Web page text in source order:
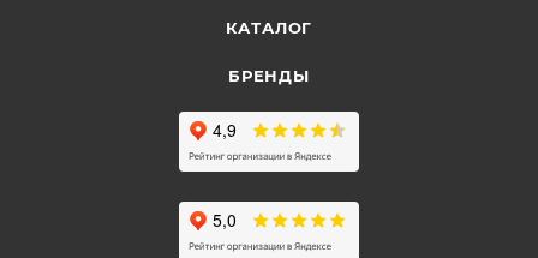
КАТАЛОГ
БРЕНДЫ